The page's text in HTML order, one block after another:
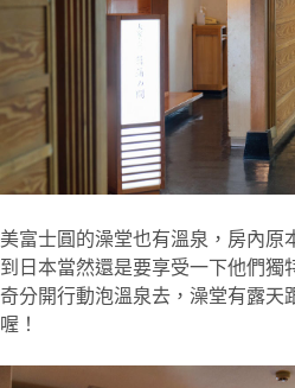
美富士圓的澡堂也有溫泉，房內原
到日本當然還是要享受一下他們獨
奇分開行動泡溫泉去，澡堂有露天
喔！